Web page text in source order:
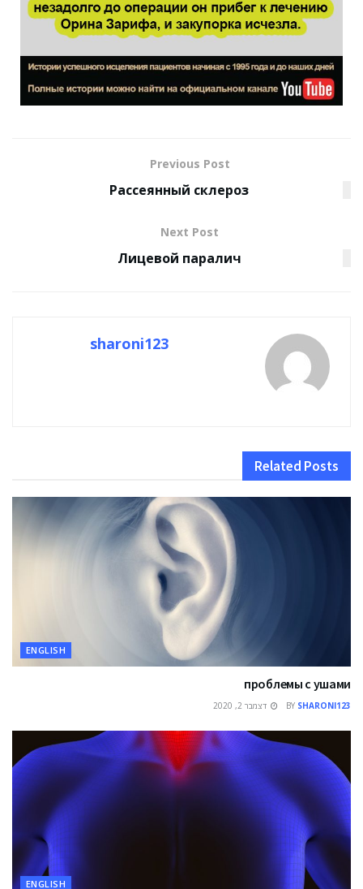
Previous Post
Рассеянный склероз
Next Post
Лицевой паралич
sharoni123
Related Posts
ENGLISH
проблемы с ушами
BY SHARONI123 דצמבר 2, 2020
ENGLISH